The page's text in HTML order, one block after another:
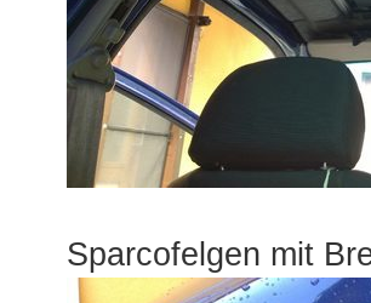
Sparcofelgen mit